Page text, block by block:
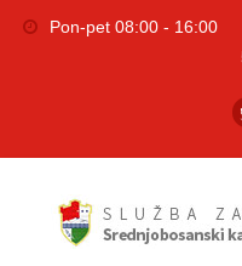
Pon-pet 08:00 - 16:00